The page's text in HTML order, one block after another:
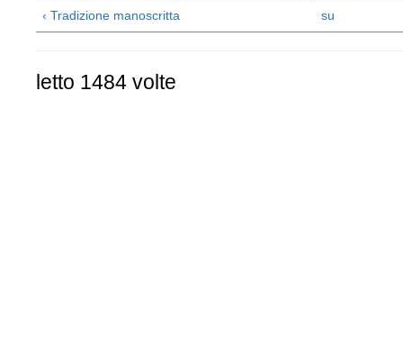
‹ Tradizione manoscritta su
letto 1484 volte